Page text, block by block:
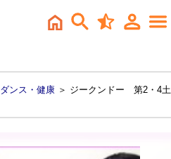
ダンス・健康 ＞ ジークンドー 第2・4土